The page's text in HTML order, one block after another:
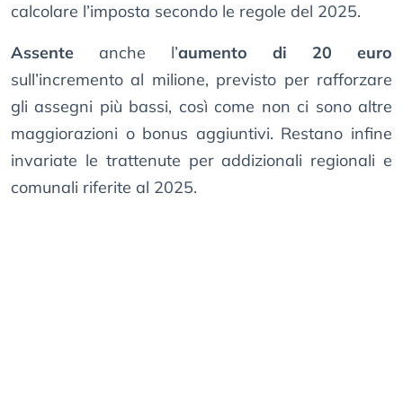
calcolare l’imposta secondo le regole del 2025.
Assente anche l’aumento di 20 euro
sull’incremento al milione, previsto per rafforzare
gli assegni più bassi, così come non ci sono altre
maggiorazioni o bonus aggiuntivi. Restano infine
invariate le trattenute per addizionali regionali e
comunali riferite al 2025.